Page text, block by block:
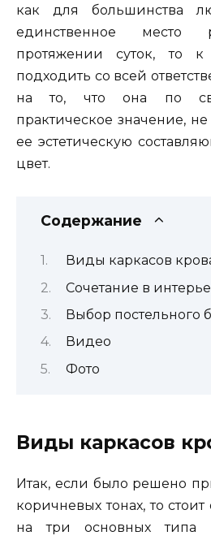
как для большинства
единственное место
протяжении суток, то
подходить со всей
на то, что она по
практическое значение,
ее эстетическую
цвет.
Содержание
Виды каркасов
Сочетание в
Выбор постельного
Видео
Фото
Виды каркасов
Итак, если было решено
коричневых тонах, то
на три основных типа